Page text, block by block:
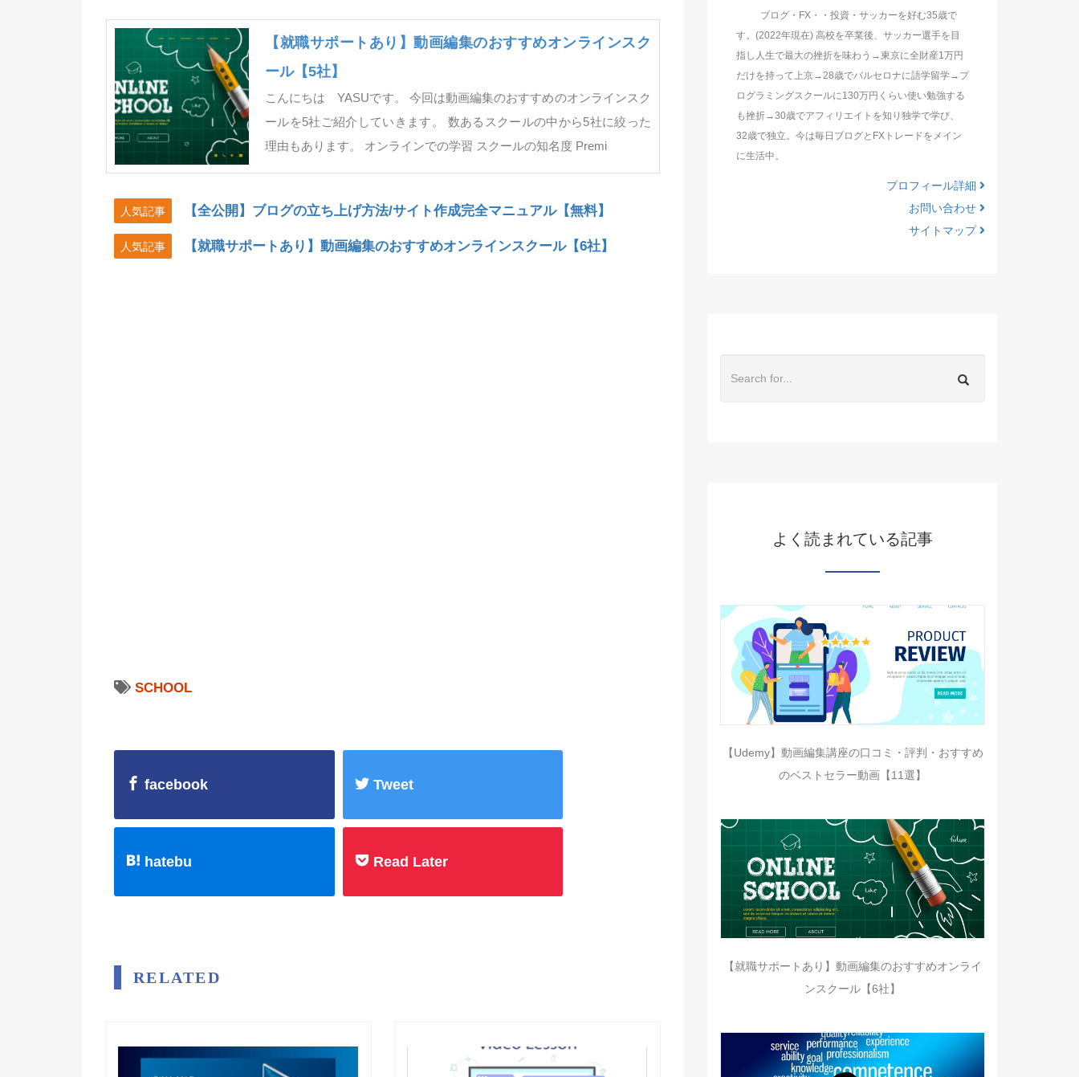
【就職サポートあり】動画編集のおすすめオンラインスク
ール【5社】
こんにちは YASUです。 今回は動画編集のおすすめのオンラインスク
ールを5社ご紹介していきます。 数あるスクールの中から5社に絞った
理由もあります。 オンラインでの学習 スクールの知名度 Premi
人気記事 【全公開】ブログの立ち上げ方法/サイト作成完全マニュアル【無料】
人気記事 【就職サポートあり】動画編集のおすすめオンラインスクール【6社】
SCHOOL
facebook Tweet
hatebu Read Later
RELATED
ブログ・FX・・投資・サッカーを好む35歳で
す。(2022年現在) 高校を卒業後、サッカー選手を目
指し人生で最大の挫折を味わう→東京に全財産1万円
だけを持って上京→28歳でバルセロナに語学留学→プ
ログラミングスクールに130万円くらい使い勉強する
も挫折→30歳でアフィリエイトを知り独学で学び、
32歳で独立。今は毎日ブログとFXトレードをメイン
に生活中。
プロフィール詳細
お問い合わせ
サイトマップ
よく読まれている記事
【Udemy】動画編集講座の口コミ・評判・おすすめ
のベストセラー動画【11選】
【就職サポートあり】動画編集のおすすめオンライ
ンスクール【6社】